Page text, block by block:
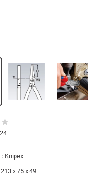
: Knipex
213 x 75 x 49